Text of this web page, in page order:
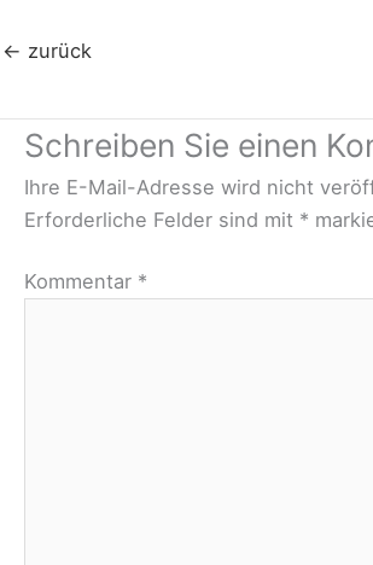
← zurück
Schreiben Sie einen
Ihre E-Mail-Adresse wird nicht
Erforderliche Felder sind mit *
Kommentar *